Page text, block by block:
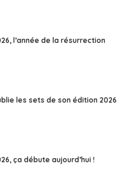
l’année de la résurrection
les sets de son édition 2026
ça débute aujourd’hui !